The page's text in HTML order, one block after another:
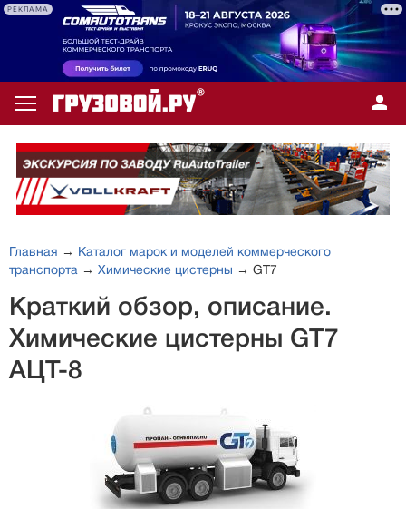
РЕКЛАМА
Главная → Каталог марок и моделей коммерческого
транспорта → Химические цистерны → GT7
Краткий обзор, описание.
Химические цистерны GT7
АЦТ-8